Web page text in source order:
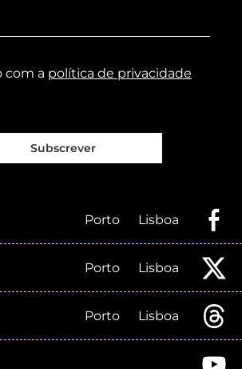
com a política de privacidade
Subscrever
Porto Lisboa
Porto Lisboa
Porto Lisboa